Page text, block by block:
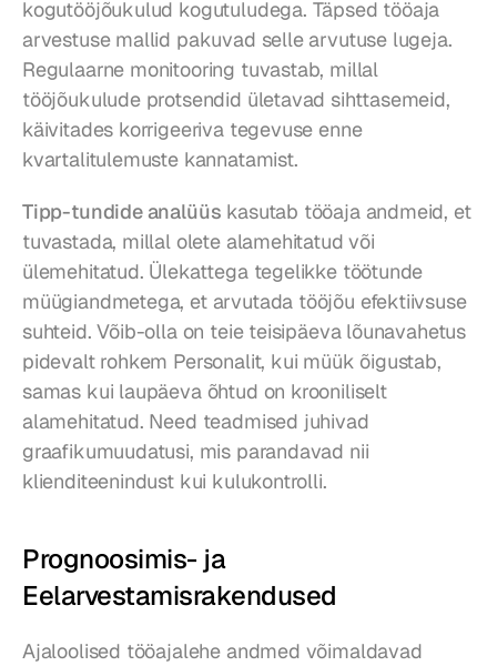
kogutööjõukulud kogutuludega. Täpsed tööaja
arvestuse mallid pakuvad selle arvutuse lugeja.
Regulaarne monitooring tuvastab, millal
tööjõukulude protsendid ületavad sihttasemeid,
käivitades korrigeeriva tegevuse enne
kvartalitulemuste kannatamist.
Tipp-tundide analüüs kasutab tööaja andmeid, et
tuvastada, millal olete alamehitatud või
ülemehitatud. Ülekattega tegelikke töötunde
müügiandmetega, et arvutada tööjõu efektiivsuse
suhteid. Võib-olla on teie teisipäeva lõunavahetus
pidevalt rohkem Personalit, kui müük õigustab,
samas kui laupäeva õhtud on krooniliselt
alamehitatud. Need teadmised juhivad
graafikumuudatusi, mis parandavad nii
klienditeenindust kui kulukontrolli.
Prognoosimis- ja
Eelarvestamisrakendused
Ajaloolised tööajalehe andmed võimaldavad